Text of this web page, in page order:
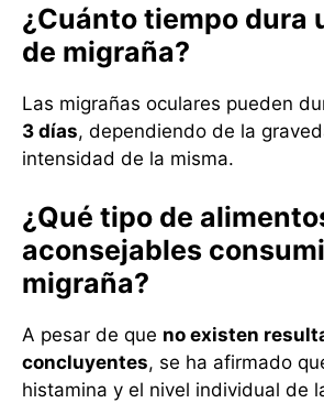
¿Cuánto tiempo dura
de migraña?
Las migrañas oculares pueden
3 días, dependiendo de la
intensidad de la misma.
¿Qué tipo de
aconsejables
migraña?
A pesar de que no existen
concluyentes, se ha afirmado
histamina y el nivel individual de